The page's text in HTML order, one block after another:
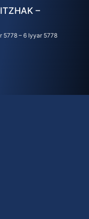
–
5778 – 6 Iyyar 5778